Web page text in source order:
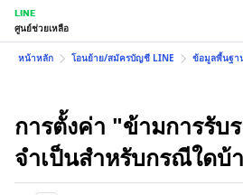
LINE
ศูนย์ช่วยเหลือ
หน้าหลัก โอนย้าย/สมัครบัญชี LINE ข้อมูลพื้นฐา
การตั้งค่า "ข้ามการรับ
จำเป็นสำหรับกรณีใดบ้